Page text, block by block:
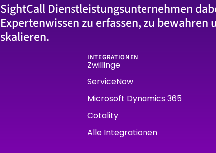
SightCall Dienstleistungsunternehmen
Expertenwissen zu erfassen, zu bewahren
skalieren.
INTEGRATIONEN
Zwillinge
ServiceNow
Microsoft Dynamics 365
Cotality
Alle Integrationen